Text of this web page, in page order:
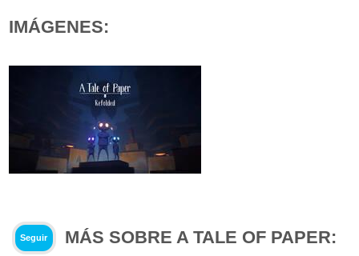
IMÁGENES:
Seguir
MÁS SOBRE A TALE OF PAPER: